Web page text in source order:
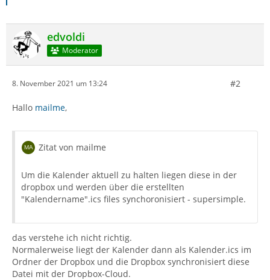
edvoldi
Moderator
8. November 2021 um 13:24 #2
Hallo mailme,
Zitat von mailme
Um die Kalender aktuell zu halten liegen diese in der
dropbox und werden über die erstellten
"Kalendername".ics files synchoronisiert - supersimple.
das verstehe ich nicht richtig.
Normalerweise liegt der Kalender dann als Kalender.ics im
Ordner der Dropbox und die Dropbox synchronisiert diese
Datei mit der Dropbox-Cloud.